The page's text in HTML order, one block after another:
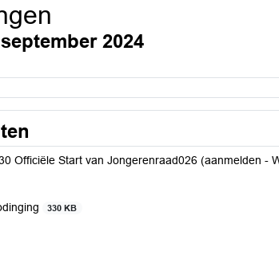
2024
Officiële Start van Jongerenraad026 (aanmelden -
330 KB